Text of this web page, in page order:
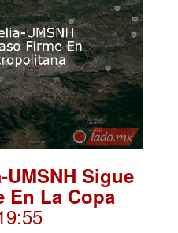
Sigue
En La Copa